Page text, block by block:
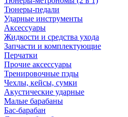
Тюнеры-педали
Ударные инструменты
Аксессуары
Жидкости и средства ухода
Запчасти и комплектующие
Перчатки
Прочие аксессуары
Тренировочные пэды
Чехлы, кейсы, сумки
Акустические ударные
Mалые барабаны
Бас-барабан